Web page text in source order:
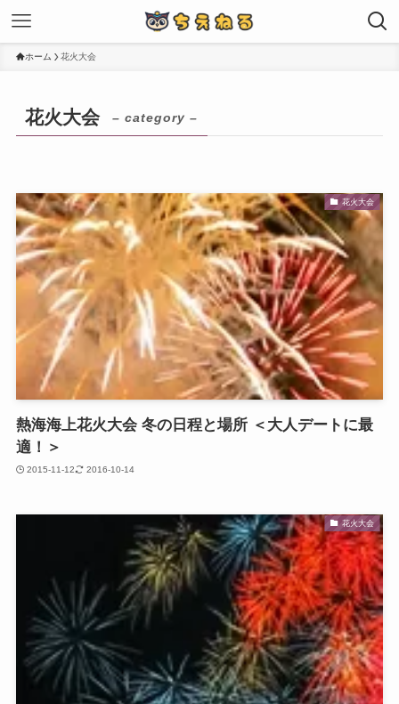
ホーム 花火大会
花火大会 – category –
花火大会
熱海海上花火大会 冬の日程と場所 ＜大人デートに最
適！＞
2015-11-12 2016-10-14
花火大会